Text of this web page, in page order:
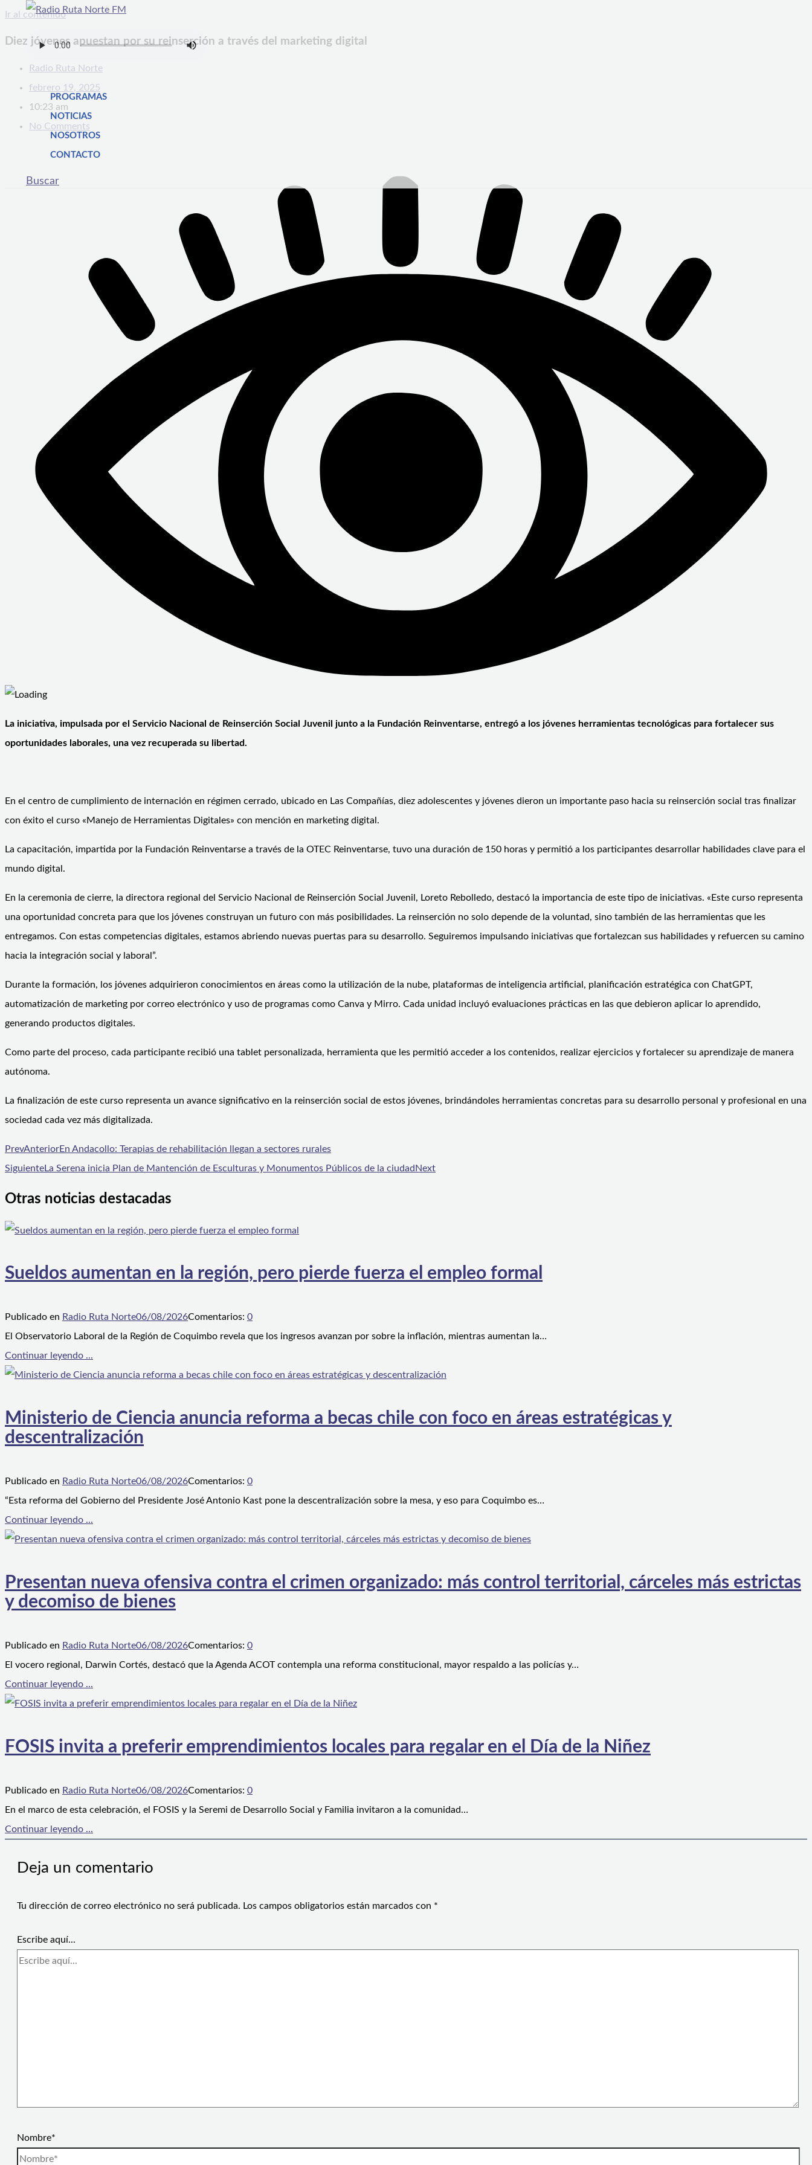
Ir al contenido
PROGRAMAS
NOTICIAS
NOSOTROS
CONTACTO
Buscar
Diez jóvenes apuestan por su reinserción a través del marketing digital
Radio Ruta Norte
febrero 19, 2025
10:23 am
No Comments
La iniciativa, impulsada por el Servicio Nacional de Reinserción Social Juvenil junto a la Fundación Reinventarse, entregó a los jóvenes herramientas tecnológicas para fortalecer sus
oportunidades laborales, una vez recuperada su libertad.
En el centro de cumplimiento de internación en régimen cerrado, ubicado en Las Compañías, diez adolescentes y jóvenes dieron un importante paso hacia su reinserción social tras finalizar
con éxito el curso «Manejo de Herramientas Digitales» con mención en marketing digital.
La capacitación, impartida por la Fundación Reinventarse a través de la OTEC Reinventarse, tuvo una duración de 150 horas y permitió a los participantes desarrollar habilidades clave para el
mundo digital.
En la ceremonia de cierre, la directora regional del Servicio Nacional de Reinserción Social Juvenil, Loreto Rebolledo, destacó la importancia de este tipo de iniciativas. «Este curso representa
una oportunidad concreta para que los jóvenes construyan un futuro con más posibilidades. La reinserción no solo depende de la voluntad, sino también de las herramientas que les
entregamos. Con estas competencias digitales, estamos abriendo nuevas puertas para su desarrollo. Seguiremos impulsando iniciativas que fortalezcan sus habilidades y refuercen su camino
hacia la integración social y laboral”.
Durante la formación, los jóvenes adquirieron conocimientos en áreas como la utilización de la nube, plataformas de inteligencia artificial, planificación estratégica con ChatGPT,
automatización de marketing por correo electrónico y uso de programas como Canva y Mirro. Cada unidad incluyó evaluaciones prácticas en las que debieron aplicar lo aprendido,
generando productos digitales.
Como parte del proceso, cada participante recibió una tablet personalizada, herramienta que les permitió acceder a los contenidos, realizar ejercicios y fortalecer su aprendizaje de manera
autónoma.
La finalización de este curso representa un avance significativo en la reinserción social de estos jóvenes, brindándoles herramientas concretas para su desarrollo personal y profesional en una
sociedad cada vez más digitalizada.
PrevAnteriorEn Andacollo: Terapias de rehabilitación llegan a sectores rurales
SiguienteLa Serena inicia Plan de Mantención de Esculturas y Monumentos Públicos de la ciudad Next
Otras noticias destacadas
Sueldos aumentan en la región, pero pierde fuerza el empleo formal
Publicado en Radio Ruta Norte06/08/2026Comentarios: 0
El Observatorio Laboral de la Región de Coquimbo revela que los ingresos avanzan por sobre la inflación, mientras aumentan la…
Continuar leyendo ...
Ministerio de Ciencia anuncia reforma a becas chile con foco en áreas estratégicas y
descentralización
Publicado en Radio Ruta Norte06/08/2026Comentarios: 0
“Esta reforma del Gobierno del Presidente José Antonio Kast pone la descentralización sobre la mesa, y eso para Coquimbo es…
Continuar leyendo ...
Presentan nueva ofensiva contra el crimen organizado: más control territorial, cárceles más estrictas
y decomiso de bienes
Publicado en Radio Ruta Norte06/08/2026Comentarios: 0
El vocero regional, Darwin Cortés, destacó que la Agenda ACOT contempla una reforma constitucional, mayor respaldo a las policías y…
Continuar leyendo ...
FOSIS invita a preferir emprendimientos locales para regalar en el Día de la Niñez
Publicado en Radio Ruta Norte06/08/2026Comentarios: 0
En el marco de esta celebración, el FOSIS y la Seremi de Desarrollo Social y Familia invitaron a la comunidad…
Continuar leyendo ...
Deja un comentario
Tu dirección de correo electrónico no será publicada. Los campos obligatorios están marcados con *
Escribe aquí...
Nombre*